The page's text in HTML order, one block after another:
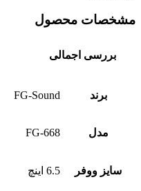
مشخصات محصول
بررسی اجمالی
برند FG-Sound
مدل FG-668
سایز ووفر 6.5 اینچ